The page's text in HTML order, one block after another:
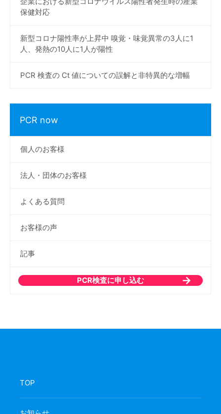
保健対応
新型コロナ陽性率が上昇中 嗅覚・味覚異常の3人に1
人、発熱の10人に1人が陽性
PCR 検査の Ct 値についての誤解と非特異的な増幅
PCR now
個人のお客様
法人・団体のお客様
よくある質問
お客様の声
記事
PCR検査に申し込む
TOP